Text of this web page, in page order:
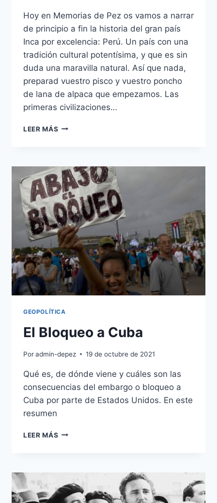
Hoy en Memorias de Pez os vamos a narrar
de principio a fin la historia del gran país
Inca por excelencia: Perú. Un país con una
tradición cultural potentísima, y que es sin
duda una maravilla natural. Así que nada,
preparad vuestro pisco y vuestro poncho
de lana de alpaca que empezamos. Las
primeras civilizaciones…
LEER MÁS PERÚ:
RIQUEZAS,
GUERRAS
Y
RESILIENCIA
DESDE
TIEMPOS
PRECOLOMBINOS
GEOPOLÍTICA
El Bloqueo a Cuba
Poradmin-depez 19 de octubre de 2021
Qué es, de dónde viene y cuáles son las
consecuencias del embargo o bloqueo a
Cuba por parte de Estados Unidos. En este
resumen
LEER MÁS EL